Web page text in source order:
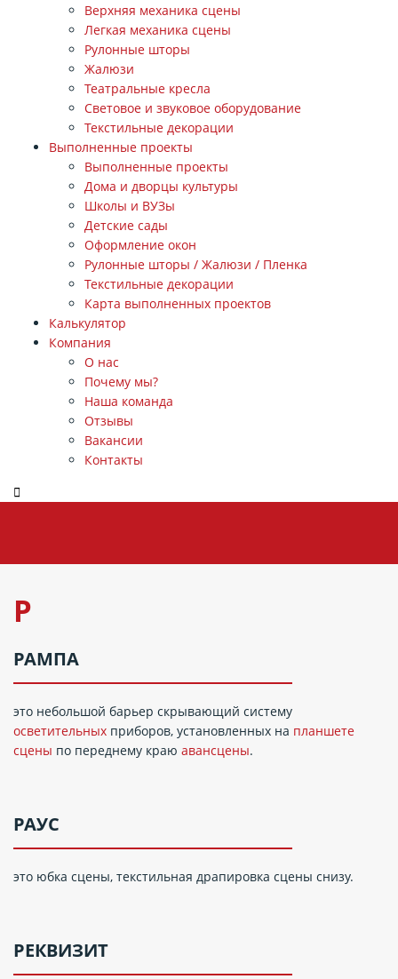
Верхняя механика сцены
Легкая механика сцены
Рулонные шторы
Жалюзи
Театральные кресла
Световое и звуковое оборудование
Текстильные декорации
Выполненные проекты
Выполненные проекты
Дома и дворцы культуры
Школы и ВУЗы
Детские сады
Оформление окон
Рулонные шторы / Жалюзи / Пленка
Текстильные декорации
Карта выполненных проектов
Калькулятор
Компания
О нас
Почему мы?
Наша команда
Отзывы
Вакансии
Контакты
Р
РАМПА
это небольшой барьер скрывающий систему
осветительных приборов, установленных на планшете
сцены по переднему краю авансцены.
РАУС
это юбка сцены, текстильная драпировка сцены снизу.
РЕКВИЗИТ